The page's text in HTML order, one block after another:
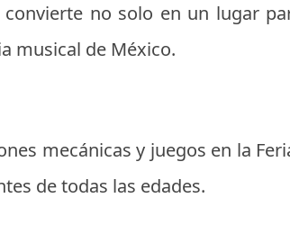
convierte no solo en un lugar
musical de México.
mecánicas y juegos en la
de todas las edades.